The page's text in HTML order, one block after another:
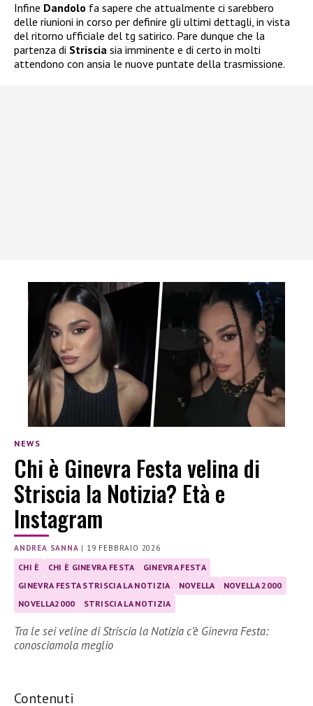
Infine Dandolo fa sapere che attualmente ci sarebbero
delle riunioni in corso per definire gli ultimi dettagli, in vista
del ritorno ufficiale del tg satirico. Pare dunque che la
partenza di Striscia sia imminente e di certo in molti
attendono con ansia le nuove puntate della trasmissione.
NEWS
Chi è Ginevra Festa velina di
Striscia la Notizia? Età e
Instagram
ANDREA SANNA | 19 FEBBRAIO 2026
CHI È CHI È GINEVRA FESTA
GINEVRA FESTA
GINEVRA FESTA STRISCIA LA NOTIZIA
NOVELLA
NOVELLA 2000
NOVELLA2000
STRISCIA LA NOTIZIA
Tra le sei veline di Striscia la Notizia c’è Ginevra Festa:
conosciamola meglio
Contenuti